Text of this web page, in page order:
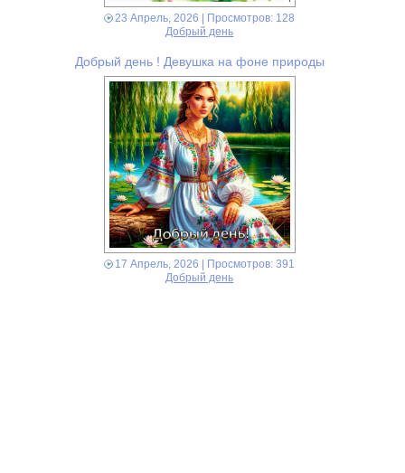
23 Апрель, 2026 | Просмотров: 128
Добрый день
Добрый день ! Девушка на фоне природы
17 Апрель, 2026 | Просмотров: 391
Добрый день